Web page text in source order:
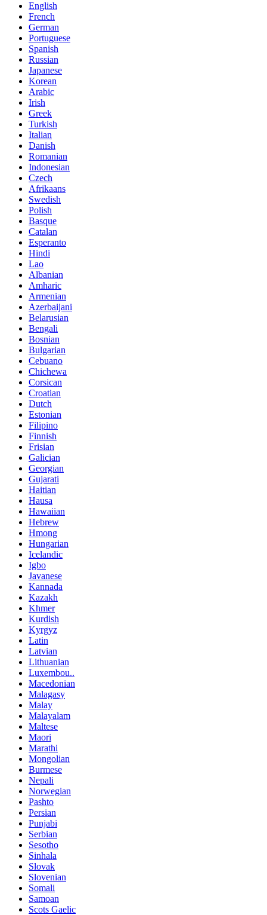
English
French
German
Portuguese
Spanish
Russian
Japanese
Korean
Arabic
Irish
Greek
Turkish
Italian
Danish
Romanian
Indonesian
Czech
Afrikaans
Swedish
Polish
Basque
Catalan
Esperanto
Hindi
Lao
Albanian
Amharic
Armenian
Azerbaijani
Belarusian
Bengali
Bosnian
Bulgarian
Cebuano
Chichewa
Corsican
Croatian
Dutch
Estonian
Filipino
Finnish
Frisian
Galician
Georgian
Gujarati
Haitian
Hausa
Hawaiian
Hebrew
Hmong
Hungarian
Icelandic
Igbo
Javanese
Kannada
Kazakh
Khmer
Kurdish
Kyrgyz
Latin
Latvian
Lithuanian
Luxembou..
Macedonian
Malagasy
Malay
Malayalam
Maltese
Maori
Marathi
Mongolian
Burmese
Nepali
Norwegian
Pashto
Persian
Punjabi
Serbian
Sesotho
Sinhala
Slovak
Slovenian
Somali
Samoan
Scots Gaelic